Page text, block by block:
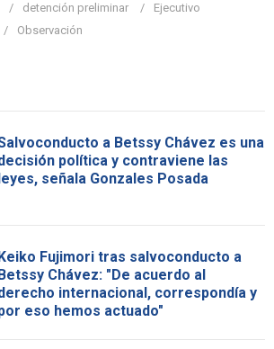
detención preliminar
Ejecutivo
Observación
a Betssy Chávez es una
política y contraviene las
leyes, señala Gonzales Posada
Keiko Fujimori tras salvoconducto a
Betssy Chávez: "De acuerdo al
internacional, correspondía y
eso hemos actuado"